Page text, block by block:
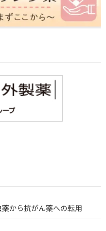
から抗がん薬への転用